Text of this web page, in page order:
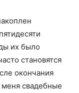
их было
становятся
окончания
меня свадебные